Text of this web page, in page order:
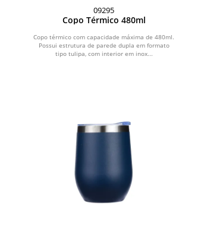
09295
Copo Térmico 480ml
Copo térmico com capacidade máxima de 480ml.
Possui estrutura de parede dupla em formato
tipo tulipa, com interior em inox...